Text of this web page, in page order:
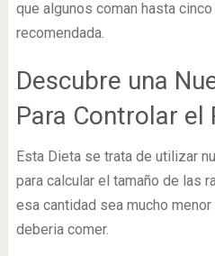
que algunos coman hasta
recomendada.
Descubre una
Para Controlar el
Esta Dieta se trata de utilizar
para calcular el tamaño de las
esa cantidad sea mucho
deberia comer.